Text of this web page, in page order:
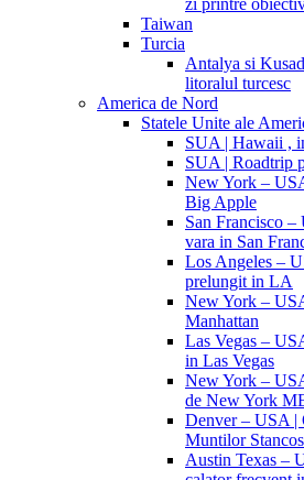
zi printre
Taiwan
Turcia
Antalya si
litoralul turcesc
America de Nord
Statele Unite ale
SUA | Hawaii ,
SUA | Roadtrip
New York –
Big Apple
San Francisco
vara in San
Los Angeles –
prelungit in LA
New York –
Manhattan
Las Vegas –
in Las Vegas
New York –
de New York
Denver – USA |
Muntilor
Austin Texas –